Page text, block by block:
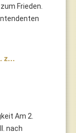
Frieden.
z…
Am 2.
nach